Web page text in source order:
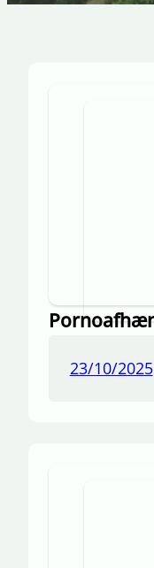
23/10/2025